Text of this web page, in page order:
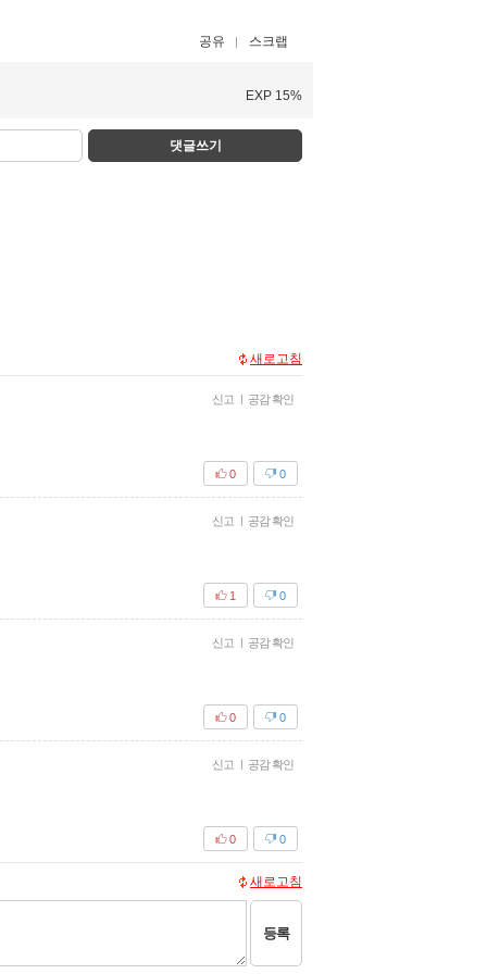
공유 스크랩
EXP 15%
댓글쓰기
새로고침
신고 | 공감 확인
0
0
신고 | 공감 확인
0
1
신고 | 공감 확인
0
0
신고 | 공감 확인
0
0
새로고침
등록